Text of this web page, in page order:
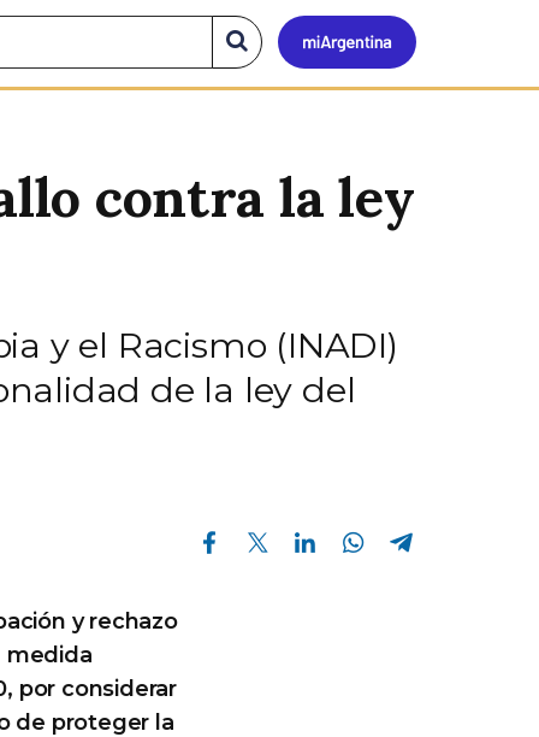
Mi
Buscar
en
el
contra la ley
y el Racismo (INADI)
de la ley del
Compartir en Facebook Compartir en Twitter Compartir en Linkedin Compartir en Whatsapp
y rechazo
medida
por considerar
de proteger la